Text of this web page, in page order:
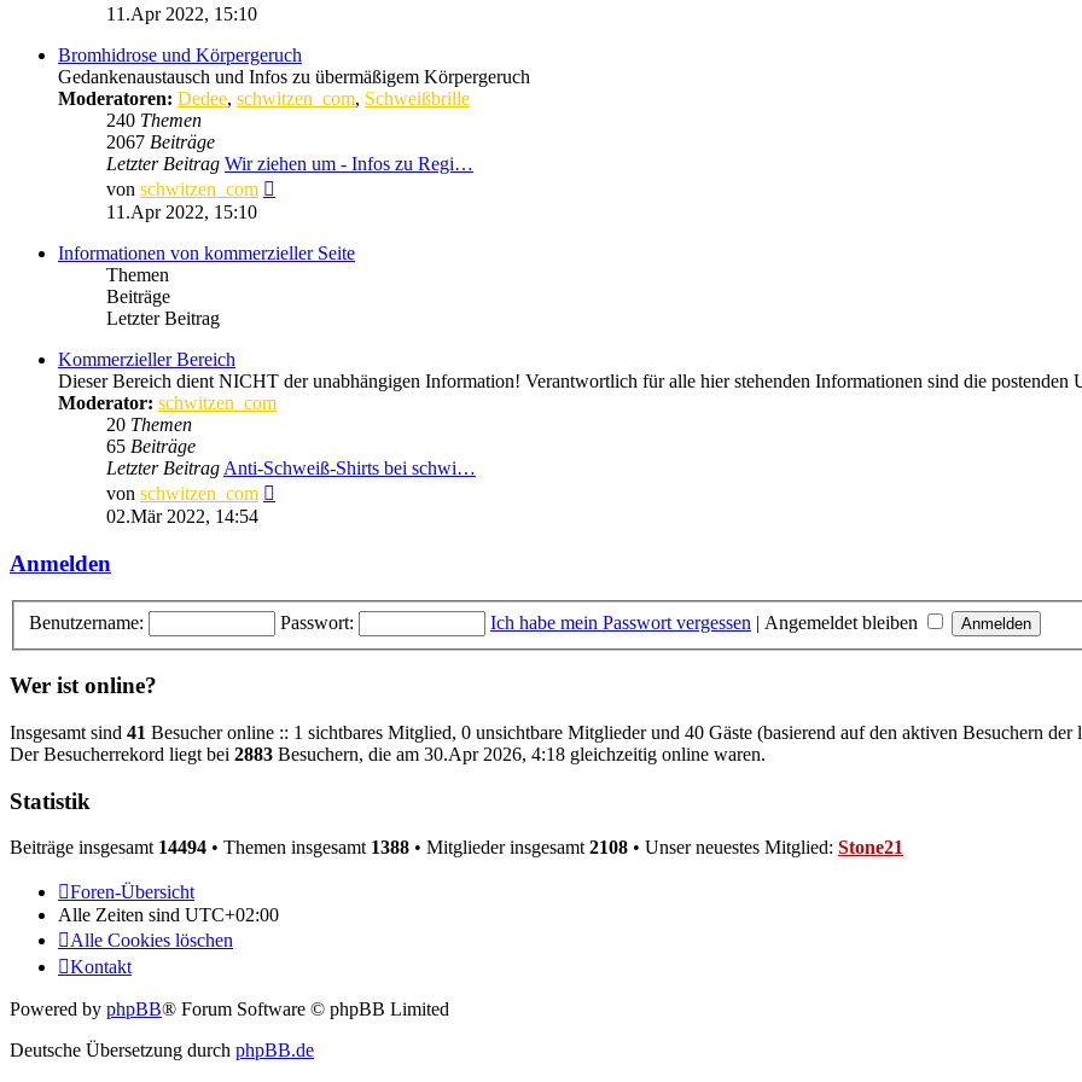
11.Apr 2022, 15:10
Bromhidrose und Körpergeruch
Gedankenaustausch und Infos zu übermäßigem Körpergeruch
Moderatoren: Dedee, schwitzen_com, Schweißbrille
240 Themen
2067 Beiträge
Letzter Beitrag Wir ziehen um - Infos zu Regi…
von schwitzen_com
11.Apr 2022, 15:10
Informationen von kommerzieller Seite
Themen
Beiträge
Letzter Beitrag
Kommerzieller Bereich
Dieser Bereich dient NICHT der unabhängigen Information! Verantwortlich für alle hier stehenden Informationen sind die postenden
Moderator: schwitzen_com
20 Themen
65 Beiträge
Letzter BeitragAnti-Schweiß-Shirts bei schwi…
von schwitzen_com
02.Mär 2022, 14:54
Anmelden
Benutzername: Passwort: Ich habe mein Passwort vergessen | Angemeldet bleiben
Wer ist online?
Insgesamt sind 41 Besucher online :: 1 sichtbares Mitglied, 0 unsichtbare Mitglieder und 40 Gäste (basierend auf den aktiven Besuchern der
Der Besucherrekord liegt bei 2883 Besuchern, die am 30.Apr 2026, 4:18 gleichzeitig online waren.
Statistik
Beiträge insgesamt 14494 • Themen insgesamt 1388 • Mitglieder insgesamt 2108 • Unser neuestes Mitglied: Stone21
Foren-Übersicht
Alle Zeiten sind UTC+02:00
Alle Cookies löschen
Kontakt
Powered by phpBB® Forum Software © phpBB Limited
Deutsche Übersetzung durch phpBB.de